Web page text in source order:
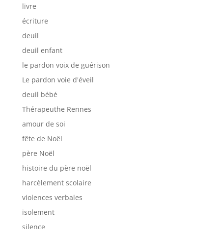
livre
écriture
deuil
deuil enfant
le pardon voix de guérison
Le pardon voie d'éveil
deuil bébé
Thérapeuthe Rennes
amour de soi
fête de Noël
père Noël
histoire du père noël
harcèlement scolaire
violences verbales
isolement
silence